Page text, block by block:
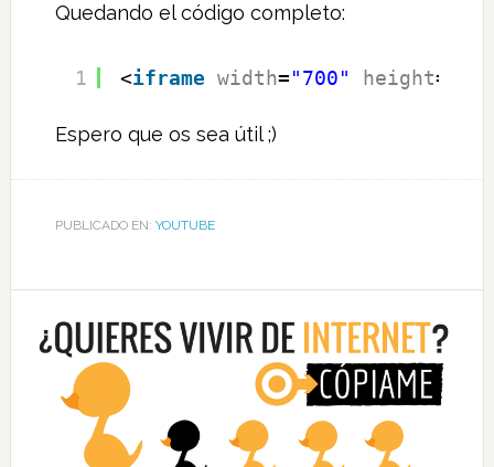
Quedando el código completo:
1 <iframe width="700" height=
Espero que os sea útil ;)
PUBLICADO EN: YOUTUBE